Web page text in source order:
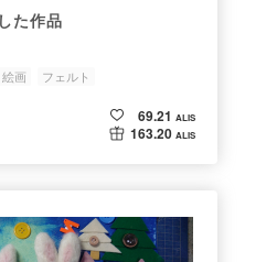
た作品
絵画 フェルト
69.21 ALIS
163.20 ALIS